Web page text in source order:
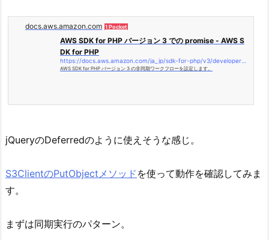
docs.aws.amazon.com 1 Pocket
AWS SDK for PHP バージョン 3 での promise - AWS S
DK for PHP
AWS SDK for PHP バージョン 3 の非同期ワークフローを設定します。
jQueryのDeferredのように使えそうな感じ。
S3ClientのPutObjectメソッド を使って動作を確認してみま
す。
まずは同期実行のパターン。